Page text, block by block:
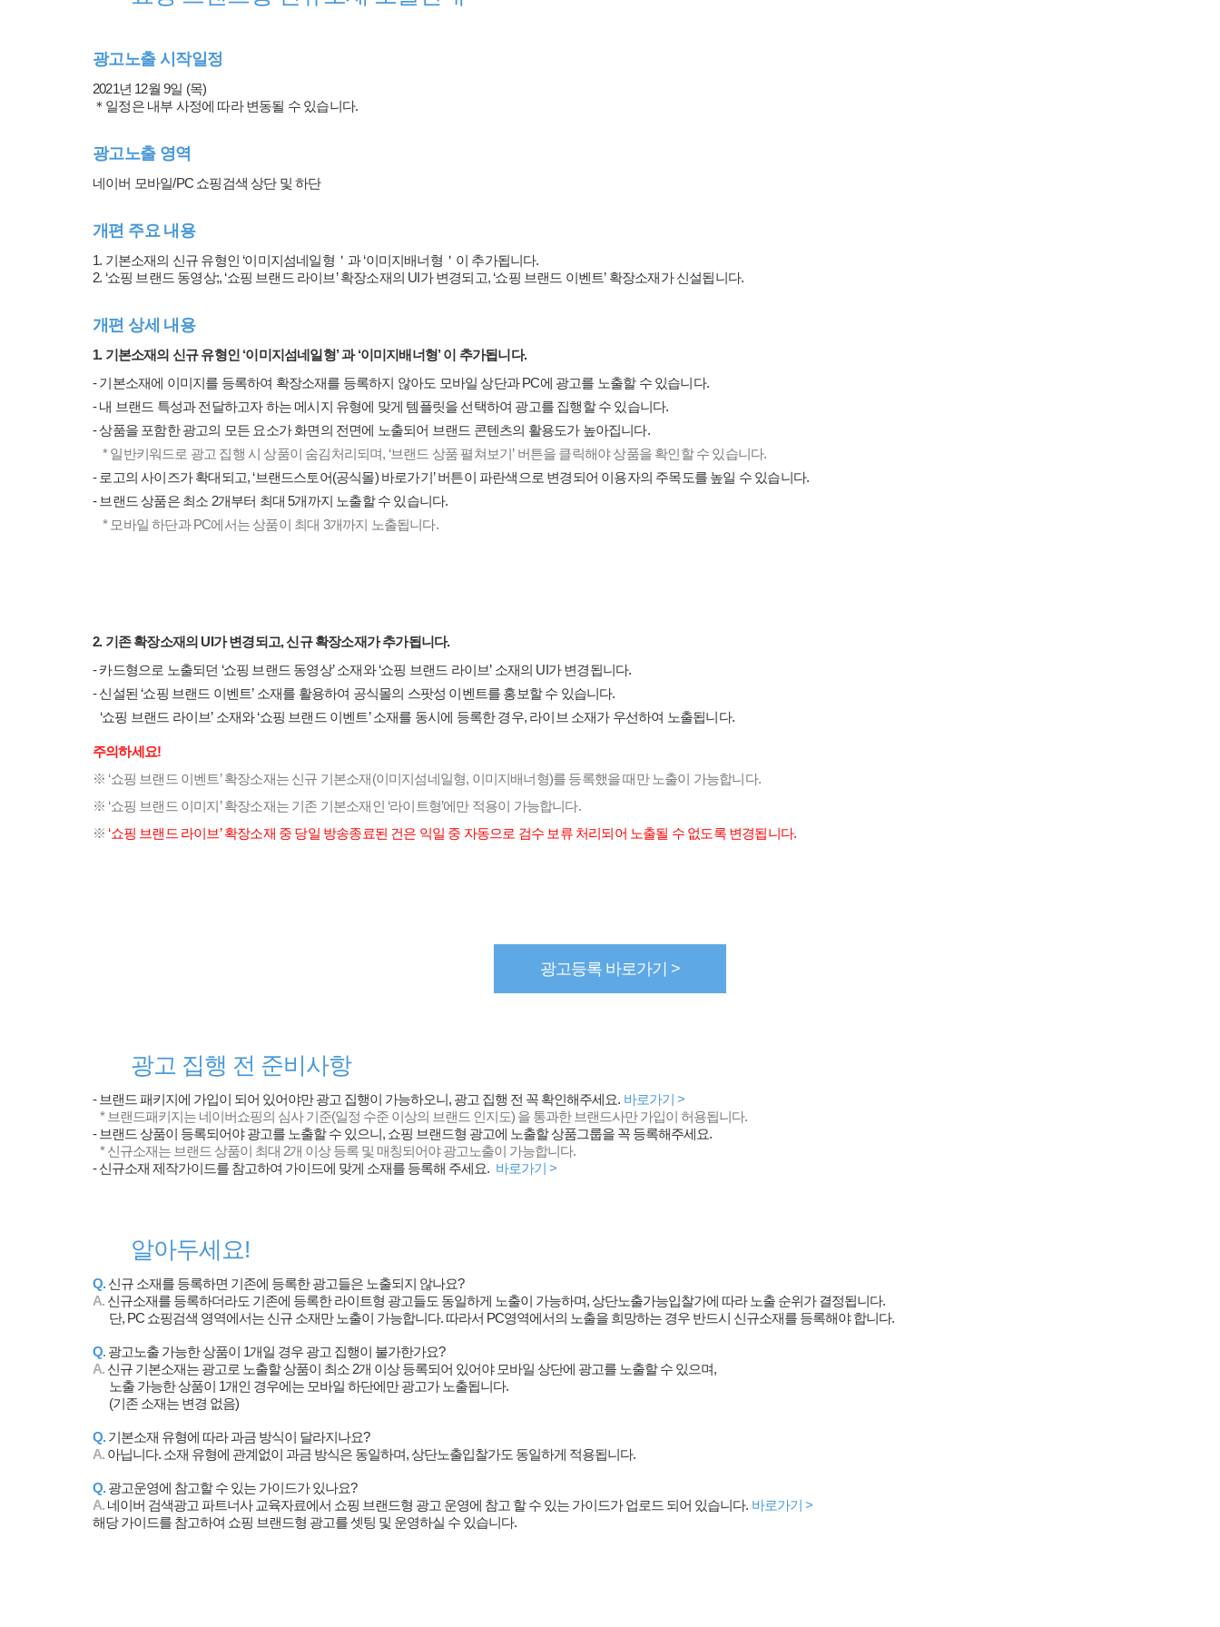
광고노출 시작일정
2021년 12월 9일 (목)
＊일정은 내부 사정에 따라 변동될 수 있습니다.
광고노출 영역
네이버 모바일/PC 쇼핑검색 상단 및 하단
개편 주요 내용
1. 기본소재의 신규 유형인 ‘이미지섬네일형＇과 ‘이미지배너형＇이 추가됩니다.
2. ‘쇼핑 브랜드 동영상;, ‘쇼핑 브랜드 라이브’ 확장소재의 UI가 변경되고, ‘쇼핑 브랜드 이벤트’ 확장소재가 신설됩니다.
개편 상세 내용
1. 기본소재의 신규 유형인 ‘이미지섬네일형’ 과 ‘이미지배너형’ 이 추가됩니다.
- 기본소재에 이미지를 등록하여 확장소재를 등록하지 않아도 모바일 상단과 PC에 광고를 노출할 수 있습니다.
- 내 브랜드 특성과 전달하고자 하는 메시지 유형에 맞게 템플릿을 선택하여 광고를 집행할 수 있습니다.
- 상품을 포함한 광고의 모든 요소가 화면의 전면에 노출되어 브랜드 콘텐츠의 활용도가 높아집니다.
* 일반키워드로 광고 집행 시 상품이 숨김처리되며, ‘브랜드 상품 펼쳐보기’ 버튼을 클릭해야 상품을 확인할 수 있습니다.
- 로고의 사이즈가 확대되고, ‘브랜드스토어(공식몰) 바로가기’ 버튼이 파란색으로 변경되어 이용자의 주목도를 높일 수 있습니다.
- 브랜드 상품은 최소 2개부터 최대 5개까지 노출할 수 있습니다.
* 모바일 하단과 PC에서는 상품이 최대 3개까지 노출됩니다.
2. 기존 확장소재의 UI가 변경되고, 신규 확장소재가 추가됩니다.
- 카드형으로 노출되던 ‘쇼핑 브랜드 동영상’ 소재와 ‘쇼핑 브랜드 라이브’ 소재의 UI가 변경됩니다.
- 신설된 ‘쇼핑 브랜드 이벤트’ 소재를 활용하여 공식몰의 스팟성 이벤트를 홍보할 수 있습니다.
‘쇼핑 브랜드 라이브’ 소재와 ‘쇼핑 브랜드 이벤트’ 소재를 동시에 등록한 경우, 라이브 소재가 우선하여 노출됩니다.
주의하세요!
※ ‘쇼핑 브랜드 이벤트’ 확장소재는 신규 기본소재(이미지섬네일형, 이미지배너형)를 등록했을 때만 노출이 가능합니다.
※ ‘쇼핑 브랜드 이미지’ 확장소재는 기존 기본소재인 ‘라이트형’에만 적용이 가능합니다.
※ ‘쇼핑 브랜드 라이브’ 확장소재 중 당일 방송종료된 건은 익일 중 자동으로 검수 보류 처리되어 노출될 수 없도록 변경됩니다.
광고등록 바로가기 >
광고 집행 전 준비사항
- 브랜드 패키지에 가입이 되어 있어야만 광고 집행이 가능하오니, 광고 집행 전 꼭 확인해주세요. 바로가기 >
* 브랜드패키지는 네이버쇼핑의 심사 기준(일정 수준 이상의 브랜드 인지도) 을 통과한 브랜드사만 가입이 허용됩니다.
- 브랜드 상품이 등록되어야 광고를 노출할 수 있으니, 쇼핑 브랜드형 광고에 노출할 상품그룹을 꼭 등록해주세요.
* 신규소재는 브랜드 상품이 최대 2개 이상 등록 및 매칭되어야 광고노출이 가능합니다.
- 신규소재 제작가이드를 참고하여 가이드에 맞게 소재를 등록해 주세요. 바로가기 >
알아두세요!
Q.신규 소재를 등록하면 기존에 등록한 광고들은 노출되지 않나요?
A. 신규소재를 등록하더라도 기존에 등록한 라이트형 광고들도 동일하게 노출이 가능하며, 상단노출가능입찰가에 따라 노출 순위가 결정됩니다.
단, PC 쇼핑검색 영역에서는 신규 소재만 노출이 가능합니다. 따라서 PC영역에서의 노출을 희망하는 경우 반드시 신규소재를 등록해야 합니다.
Q.광고노출 가능한 상품이 1개일 경우 광고 집행이 불가한가요?
A. 신규 기본소재는 광고로 노출할 상품이 최소 2개 이상 등록되어 있어야 모바일 상단에 광고를 노출할 수 있으며,
노출 가능한 상품이 1개인 경우에는 모바일 하단에만 광고가 노출됩니다.
(기존 소재는 변경 없음)
Q.기본소재 유형에 따라 과금 방식이 달라지나요?
A. 아닙니다. 소재 유형에 관계없이 과금 방식은 동일하며, 상단노출입찰가도 동일하게 적용됩니다.
Q.광고운영에 참고할 수 있는 가이드가 있나요?
A. 네이버 검색광고 파트너사 교육자료에서 쇼핑 브랜드형 광고 운영에 참고 할 수 있는 가이드가 업로드 되어 있습니다. 바로가기 >
해당 가이드를 참고하여 쇼핑 브랜드형 광고를 셋팅 및 운영하실 수 있습니다.